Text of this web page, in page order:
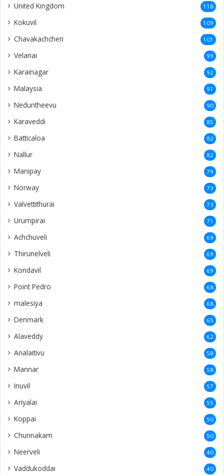
United Kingdom 118
Kokuvil 109
Chavakachcheri 101
Velanai 99
Karainagar 92
Malaysia 91
Neduntheevu 90
Karaveddi 85
Batticaloa 82
Nallur 82
Manipay 79
Norway 73
Valvettithurai 73
Urumpirai 71
Achchuveli 69
Thirunelveli 69
Kondavil 69
Point Pedro 68
malesiya 68
Denmark 65
Alaveddy 62
Analaitivu 58
Mannar 58
Inuvil 57
Ariyalai 55
Koppai 50
Chunnakam 50
Neerveli 40
Vaddukoddai 40